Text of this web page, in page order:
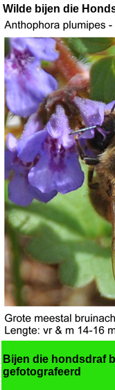
Wilde bijen die
Bijen die hondsdraf
gefotografeerd